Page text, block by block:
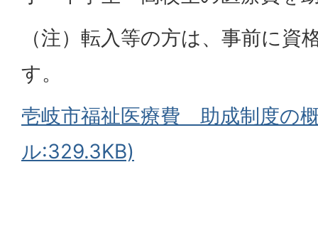
（注）転入等の方は、事前に資
す。
壱岐市福祉医療費 助成制度の
ル:329.3KB)